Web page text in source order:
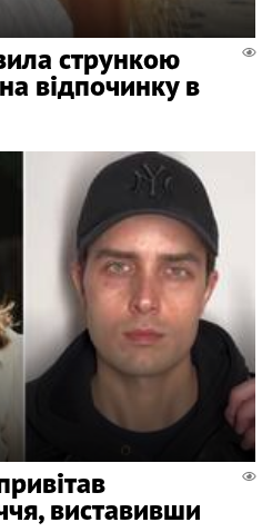
стрункою
відпочинку в
виставивши